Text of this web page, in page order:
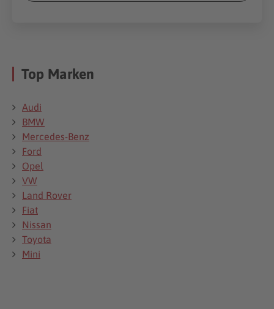
Top Marken
Audi
BMW
Mercedes-Benz
Ford
Opel
VW
Land Rover
Fiat
Nissan
Toyota
Mini